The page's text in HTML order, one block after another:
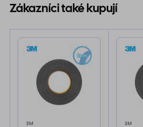
Zákazníci také kupují
3M 3M